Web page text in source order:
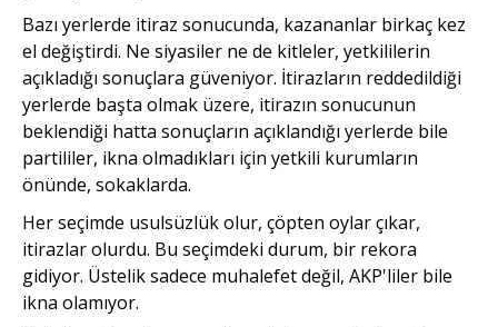
Bazı yerlerde itiraz sonucunda, kazananlar birkaç kez
el değiştirdi. Ne siyasiler ne de kitleler, yetkililerin
açıkladığı sonuçlara güveniyor. İtirazların reddedildiği
yerlerde başta olmak üzere, itirazın sonucunun
beklendiği hatta sonuçların açıklandığı yerlerde bile
partililer, ikna olmadıkları için yetkili kurumların
önünde, sokaklarda.
Her seçimde usulsüzlük olur, çöpten oylar çıkar,
itirazlar olurdu. Bu seçimdeki durum, bir rekora
gidiyor. Üstelik sadece muhalefet değil, AKP'liler bile
ikna olamıyor.